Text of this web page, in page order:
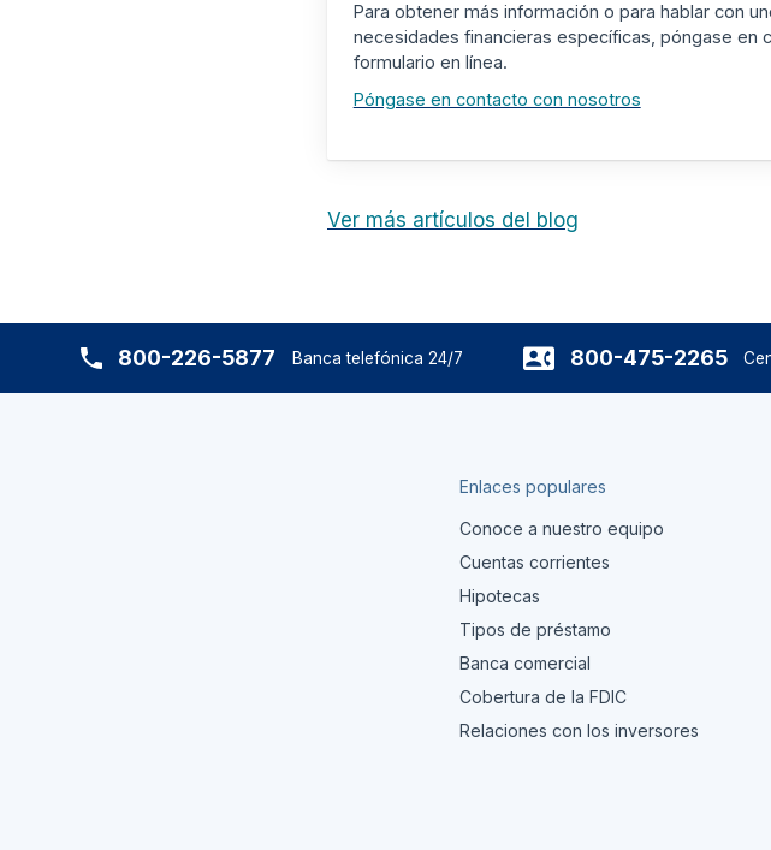
Para obtener más información o para hablar con
necesidades financieras específicas, póngase
formulario en línea.
Póngase en contacto con nosotros
Ver más artículos del blog
800-226-5877 Banca telefónica 24/7 800-475-2265
Enlaces populares
Conoce a nuestro equipo
Cuentas corrientes
Hipotecas
Tipos de préstamo
Banca comercial
Cobertura de la FDIC
Relaciones con los inversores